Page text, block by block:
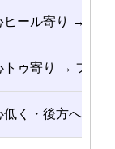
ヒール寄り → フ
トゥ寄り → フェ
低く・後方へ移動